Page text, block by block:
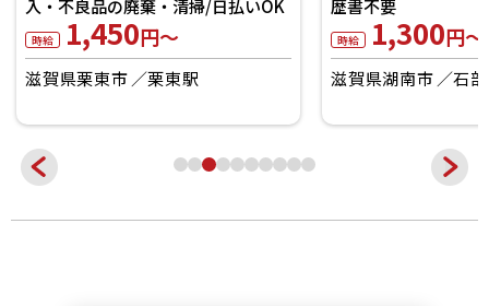
入・不良品の廃棄・清掃/日払いOK
時給 1,450円～
滋賀県栗東市 栗東駅
歴書不要
時給 1,300円～
滋賀県湖南市 石